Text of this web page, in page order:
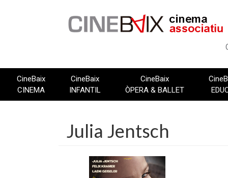
CineBaix
CINEMA
CineBaix
INFANTIL
CineBaix
ÒPERA & BALLET
Julia Jentsch